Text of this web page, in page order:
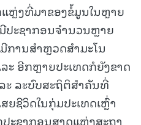
ຫຼ່ງທີ່ມາຂອງຂໍ້ມູນໃນຫຼາຍ
ປະຊາກອນຈຳນວນຫຼາຍ
ມີການສຳຫຼວດສຳມະໂນ
ະ ອີກຫຼາຍປະເທດກໍຍັງຂາດ
ະ ລະບົບສະຖິຕິສຳຄັນທີ່
ຍຊີວິດໃນກຸ່ມປະເທດເຫຼົ່າ
ຊາກອນສາດແຫ່ງສະຖາ